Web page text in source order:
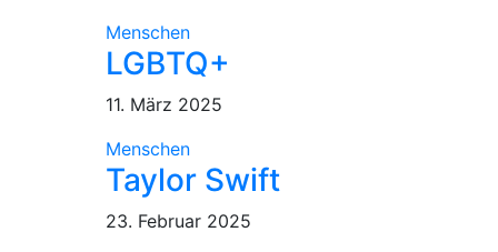
Menschen
LGBTQ+
11. März 2025
Menschen
Taylor Swift
23. Februar 2025